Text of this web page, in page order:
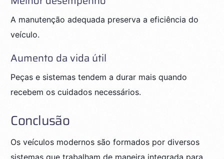
A manutenção adequada preserva a eficiência do
veículo.
Aumento da vida útil
Peças e sistemas tendem a durar mais quando
recebem os cuidados necessários.
Conclusão
Os veículos modernos são formados por diversos